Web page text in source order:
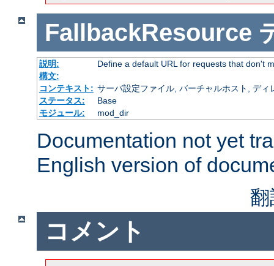
FallbackResource
説明:
Define a default URL for requests that don't
構文:
コンテキスト: サーバ設定ファイル, バーチャルホスト, ディ
ステータス:
Base
モジュール:
mod_dir
Documentation not yet
English version of
コメント